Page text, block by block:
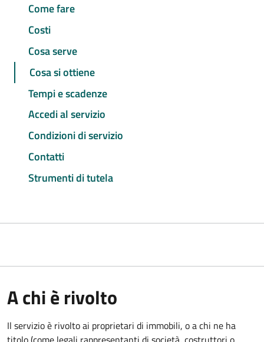
Come fare
Costi
Cosa serve
Cosa si ottiene
Tempi e scadenze
Accedi al servizio
Condizioni di servizio
Contatti
Strumenti di tutela
A chi è rivolto
Il servizio è rivolto ai proprietari di immobili, o a chi ne ha